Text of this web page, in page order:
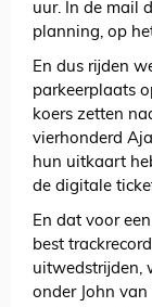
uur. In de mail
planning, op
En dus rijden
parkeerplaats
koers zetten
vierhonderd
hun uitkaart
de digitale
En dat voor
best
uitwedstrijden,
onder John van